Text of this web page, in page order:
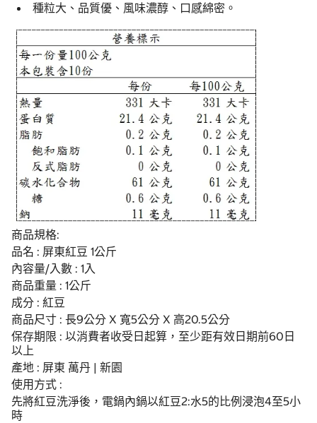
種粒大、品質優、風味濃醇、口感綿密。
商品規格:
品名 : 屏東紅豆 1公斤
內容量/入數 : 1入
商品重量 : 1公斤
成分 : 紅豆
商品尺寸 : 長9公分 X 寬5公分 X 高20.5公分
保存期限 : 以消費者收受日起算，至少距有效日期前60日
以上
產地 : 屏東 萬丹 | 新園
使用方式 :
先將紅豆洗淨後，電鍋內鍋以紅豆2:水5的比例浸泡4至5小
時